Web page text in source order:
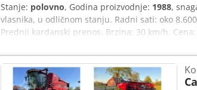
Stanje: polovno, Godina proizvodnje: 1988,
vlasnika, u odličnom stanju. Radni sati: oko
Prednji kardanski prenos. Brzina: 30 km/h.